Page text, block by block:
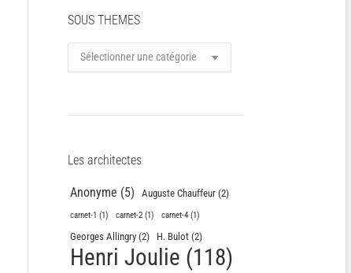
SOUS THEMES
SOUS
THEMES
Les architectes
Anonyme (5) Auguste Chauffeur(2)
carnet-1 (1) carnet-2(1) carnet-4(1)
Georges Allingry(2) H. Bulot(2)
Henri Joulie (118)